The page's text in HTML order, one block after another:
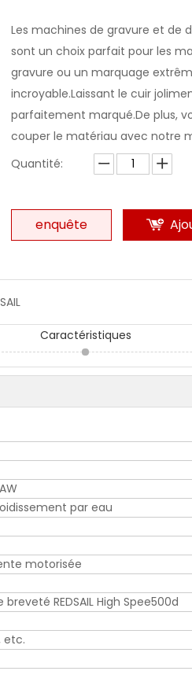
Les machines de gravure et de
sont un choix parfait pour les
gravure ou un marquage
incroyable.Laissant le cuir
parfaitement marqué.De plus,
couper le matériau avec notre
Quantité:
enquête
Caractéristiques
par eau
motorisée
REDSAIL High Spee500d
etc.